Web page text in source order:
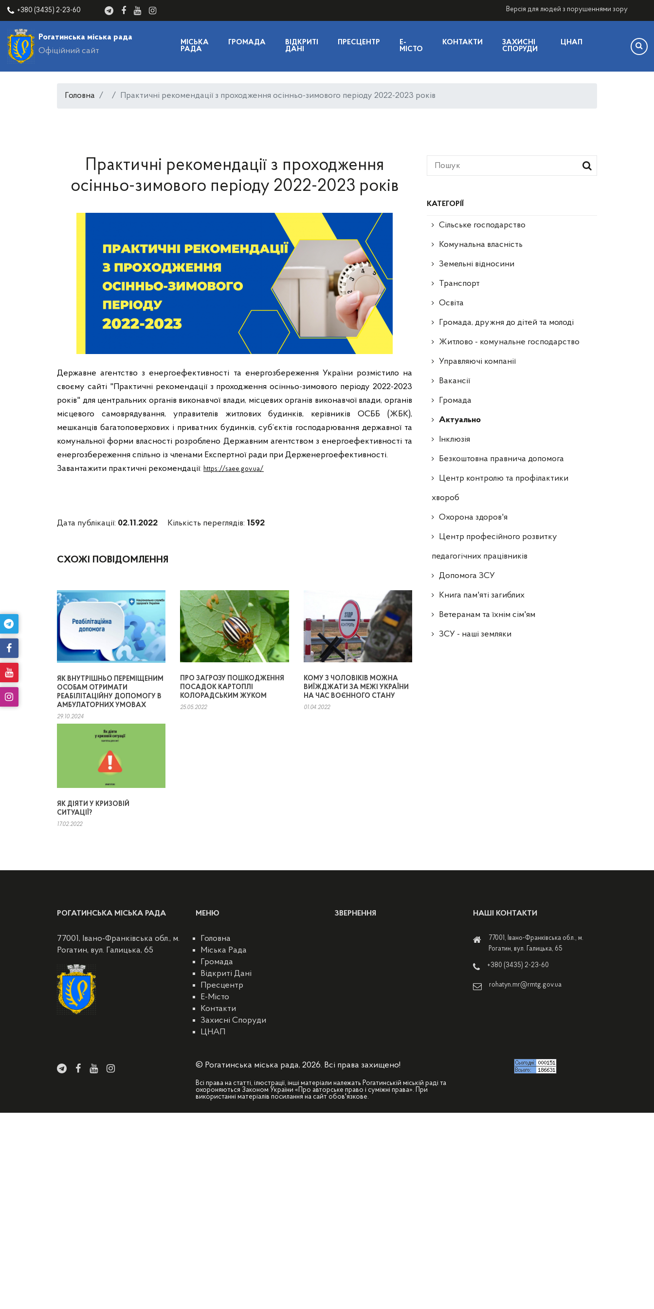
+380 (3435) 2-23-60 Версія для людей з порушеннями зору
Рогатинська міська рада
Офіційний сайт
МІСЬКА
РАДА
ГРОМАДА
ВІДКРИТІ
ДАНІ
ПРЕСЦЕНТР
E-
МІСТО
КОНТАКТИ
ЗАХИСНІ
СПОРУДИ
ЦНАП
Головна Практичні рекомендації з проходження осінньо-зимового періоду 2022-2023 років
КАТЕГОРІЇ
Сільське господарство
Комунальна власність
Земельні відносини
Транспорт
Освіта
Громада, дружня до дітей та молоді
Житлово - комунальне господарство
Управляючі компанії
Ваканcії
Громада
Актуально
Інклюзія
Безкоштовна правнича допомога
Центр контролю та профілактики
хвороб
Охорона здоров'я
Центр професійного розвитку
педагогічних працівників
Допомога ЗСУ
Книга пам'яті загиблих
Ветеранам та їхнім сім'ям
ЗСУ - наші земляки
Практичні рекомендації з проходження
осінньо-зимового періоду 2022-2023 років
Державне агентство з енергоефективності та енергозбереження України розмістило на
своєму сайті "Практичні рекомендації з проходження осінньо-зимового періоду 2022-2023
років" для центральних органів виконавчої влади, місцевих органів виконавчої влади, органів
місцевого самоврядування, управителів житлових будинків, керівників ОСББ (ЖБК),
мешканців багатоповерхових і приватних будинків, суб’єктів господарювання державної та
комунальної форми власності розроблено Державним агентством з енергоефективності та
енергозбереження спільно із членами Експертної ради при Держенергоефективності.
Завантажити практичні рекомендації: https://saee.gov.ua/
Дата публікації: 02.11.2022 Кількість переглядів: 1592
СХОЖІ ПОВІДОМЛЕННЯ
ЯК ВНУТРІШНЬО ПЕРЕМІЩЕНИМ
ОСОБАМ ОТРИМАТИ
РЕАБІЛІТАЦІЙНУ ДОПОМОГУ В
АМБУЛАТОРНИХ УМОВАХ
29.10.2024
ПРО ЗАГРОЗУ ПОШКОДЖЕННЯ
ПОСАДОК КАРТОПЛІ
КОЛОРАДСЬКИМ ЖУКОМ
25.05.2022
КОМУ З ЧОЛОВІКІВ МОЖНА
ВИЇЖДЖАТИ ЗА МЕЖІ УКРАЇНИ
НА ЧАС ВОЄННОГО СТАНУ
01.04.2022
ЯК ДІЯТИ У КРИЗОВІЙ
СИТУАЦІЇ?
17.02.2022
РОГАТИНСЬКА МІСЬКА РАДА
77001, Івано-Франківська обл., м.
Рогатин, вул. Галицька, 65
МЕНЮ
Головна
Міська Рада
Громада
Відкриті Дані
Пресцентр
E-Місто
Контакти
Захисні Споруди
ЦНАП
ЗВЕРНЕННЯ НАШІ КОНТАКТИ
77001, Івано-Франківська обл., м.
Рогатин, вул. Галицька, 65
+380 (3435) 2-23-60
rohatyn.mr@rmtg.gov.ua
© Рогатинська міська рада, 2026. Всі права захищено!
Всі права на статті, ілюстрації, інші матеріали належать Рогатинській міській раді та
охороняються Законом України «Про авторське право і суміжні права». При
використанні матеріалів посилання на сайт обов'язкове.